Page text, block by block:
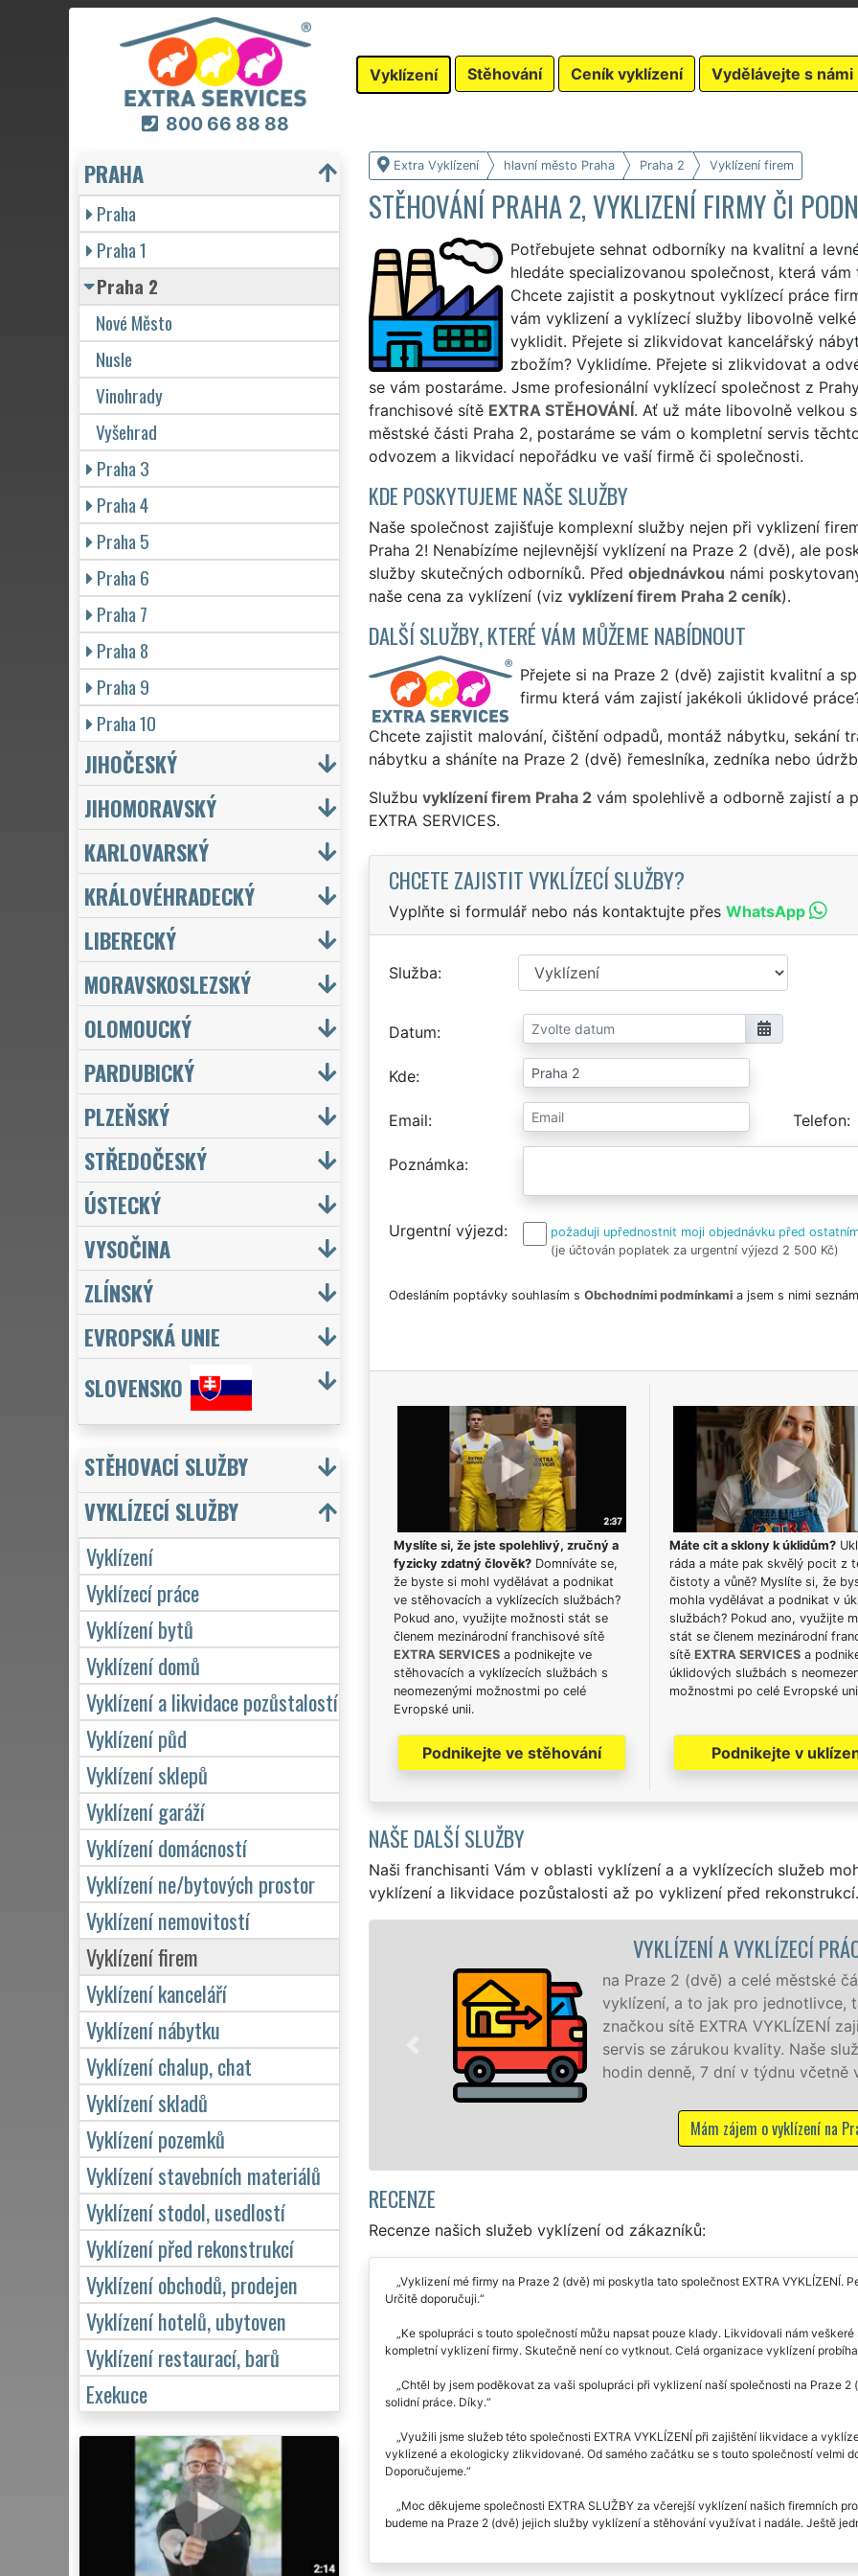
800 66 88 88
Vyklízení Stěhování Ceník vyklízení Vydělávejte s námi
Extra Vyklízení hlavní město Praha Praha 2 Vyklízení firem
STĚHOVÁNÍ PRAHA 2, VYKLIZENÍ FIRMY ČI
Potřebujete sehnat odborníky na kvalitní a
hledáte specializovanou společnost, která
Chcete zajistit a poskytnout vyklízecí práce
vám vyklizení a vyklízecí služby libovolně
vyklidit. Přejete si zlikvidovat kancelářský
zbožím? Vyklidíme. Přejete si zlikvidovat a
se vám postaráme. Jsme profesionální vyklízecí společnost z
franchisové sítě EXTRA STĚHOVÁNÍ. Ať už máte libovolně velkou
městské části Praha 2, postaráme se vám o kompletní servis
odvozem a likvidací nepořádku ve vaší firmě či společnosti.
KDE POSKYTUJEME NAŠE SLUŽBY
Naše společnost zajišťuje komplexní služby nejen při vyklizení
Praha 2! Nenabízíme nejlevnější vyklízení na Praze 2 (dvě), ale
služby skutečných odborníků. Před objednávkou námi
naše cena za vyklízení (viz vyklízení firem Praha 2 ceník).
DALŠÍ SLUŽBY, KTERÉ VÁM MŮŽEME NABÍDNOUT
Přejete si na Praze 2 (dvě) zajistit kvalitní a
firmu která vám zajistí jakékoli úklidové
Chcete zajistit malování, čištění odpadů, montáž nábytku, sekání
nábytku a sháníte na Praze 2 (dvě) řemeslníka, zedníka nebo
Službu vyklízení firem Praha 2vám spolehlivě a odborně zajistí a
EXTRA SERVICES.
CHCETE ZAJISTIT VYKLÍZECÍ SLUŽBY?
Vyplňte si formulář nebo nás kontaktujte přes WhatsApp
Služba
Datum
Kde
Email Telefon
Poznámka
Urgentní výjezd
požaduji upřednostnit moji objednávku před
(je účtován poplatek za urgentní výjezd 2 500 Kč)
Odesláním poptávky souhlasím s Obchodními podmínkamia jsem s nimi
Myslíte si, že jste spolehlivý, zručný a
fyzicky zdatný člověk?Domníváte se,
že byste si mohl vydělávat a podnikat
ve stěhovacích a vyklízecích službách?
Pokud ano, využijte možnosti stát se
členem mezinárodní franchisové sítě
EXTRA SERVICESa podnikejte ve
stěhovacích a vyklízecích službách s
neomezenými možnostmi po celé
Evropské unii.
Podnikejte ve stěhování
Máte cit a sklony k úklidům?
ráda a máte pak skvělý pocit z
čistoty a vůně? Myslíte si, že
mohla vydělávat a podnikat v
službách? Pokud ano, využijte
stát se členem mezinárodní
sítě EXTRA SERVICESa
úklidových službách s
možnostmi po celé Evropské
Podnikejte v
NAŠE DALŠÍ SLUŽBY
Naši franchisanti Vám v oblasti vyklízení a a vyklízecích služeb
vyklízení a likvidace pozůstalosti až po vyklizení před rekonstrukcí.
VYKLÍZENÍ A VYKLÍZECÍ PRÁCE PRAHA 2
na Praze 2 (dvě) a celé městské části Praha 2
vyklízení, a to jak pro jednotlivce, tak pro obchodní
značkou sítě EXTRA VYKLÍZENÍ zajišťujeme
servis se zárukou kvality. Naše služby poskytujeme
hodin denně, 7 dní v týdnu včetně víkendů a svátků
Mám zájem o vyklízení na Praze 2
RECENZE
Recenze našich služeb vyklízení od zákazníků:
Vyklizení mé firmy na Praze 2 (dvě) mi poskytla tato společnost EXTRA
Určitě doporučuji.
Ke spolupráci s touto společností můžu napsat pouze klady. Likvidovali nám
kompletní vyklizení firmy. Skutečně není co vytknout. Celá organizace vyklízení
Chtěl by jsem poděkovat za vaši spolupráci při vyklizení naší společnosti na Praze
solidní práce. Díky.
Využili jsme služeb této společnosti EXTRA VYKLÍZENÍ při zajištění likvidace a
vyklizené a ekologicky zlikvidované. Od samého začátku se s touto společností velmi
Doporučujeme.
Moc děkujeme společnosti EXTRA SLUŽBY za včerejší vyklízení našich firemních
budeme na Praze 2 (dvě) jejich služby vyklízení a stěhování využívat i nadále. Ještě
PRAHA
Praha
Praha 1
Praha 2
Nové Město
Nusle
Vinohrady
Vyšehrad
Praha 3
Praha 4
Praha 5
Praha 6
Praha 7
Praha 8
Praha 9
Praha 10
JIHOČESKÝ
JIHOMORAVSKÝ
KARLOVARSKÝ
KRÁLOVÉHRADECKÝ
LIBERECKÝ
MORAVSKOSLEZSKÝ
OLOMOUCKÝ
PARDUBICKÝ
PLZEŇSKÝ
STŘEDOČESKÝ
ÚSTECKÝ
VYSOČINA
ZLÍNSKÝ
EVROPSKÁ UNIE
SLOVENSKO
STĚHOVACÍ SLUŽBY
VYKLÍZECÍ SLUŽBY
Vyklízení
Vyklízecí práce
Vyklízení bytů
Vyklízení domů
Vyklízení a likvidace pozůstalostí
Vyklízení půd
Vyklízení sklepů
Vyklízení garáží
Vyklízení domácností
Vyklízení ne/bytových prostor
Vyklízení nemovitostí
Vyklízení firem
Vyklízení kanceláří
Vyklízení nábytku
Vyklízení chalup, chat
Vyklízení skladů
Vyklízení pozemků
Vyklízení stavebních materiálů
Vyklízení stodol, usedlostí
Vyklízení před rekonstrukcí
Vyklízení obchodů, prodejen
Vyklízení hotelů, ubytoven
Vyklízení restaurací, barů
Exekuce